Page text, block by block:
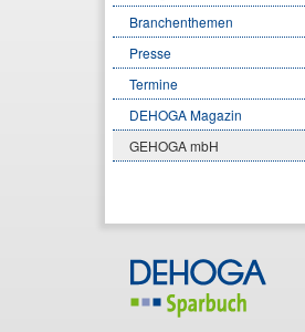
Branchenthemen
Presse
Termine
DEHOGA Magazin
GEHOGA mbH